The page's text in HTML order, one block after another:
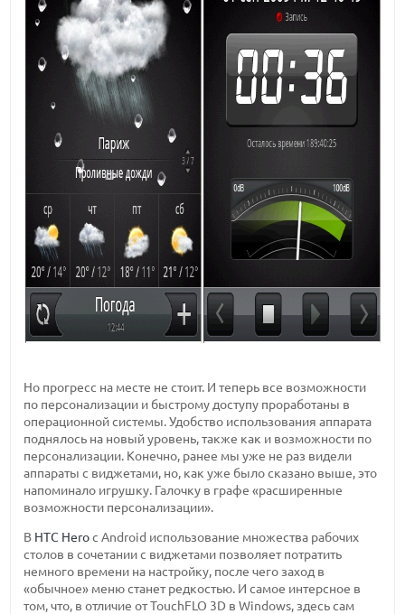
Но прогресс на месте не стоит. И теперь все возможности
по персонализации и быстрому доступу проработаны в
операционной системы. Удобство использования аппарата
поднялось на новый уровень, также как и возможности по
персонализации. Конечно, ранее мы уже не раз видели
аппараты с виджетами, но, как уже было сказано выше, это
напоминало игрушку. Галочку в графе «расширенные
возможности персонализации».
В HTC Heroс Android использование множества рабочих
столов в сочетании с виджетами позволяет потратить
немного времени на настройку, после чего заход в
«обычное» меню станет редкостью. И самое интерсное в
том, что, в отличие от TouchFLO 3D в Windows, здесь сам